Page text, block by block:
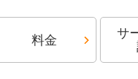
料金
サ